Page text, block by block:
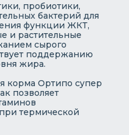
пробиотики,
бактерий для
функции ЖКТ,
и растительные
сырого
поддержанию
жира.
корма Ортипо супер
позволяет
термической